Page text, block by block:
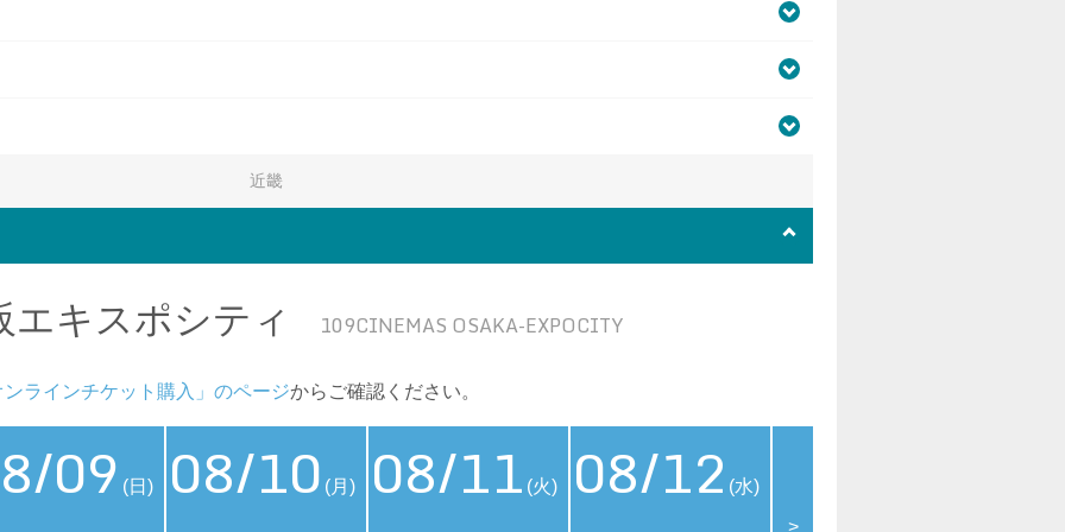
近畿
キスポシティ 109CINEMAS OSAKA-EXPOCITY
ンラインチケット購入」のページからご確認ください。
09 (日) 08/10 (月) 08/11 (火) 08/12 (水)
>